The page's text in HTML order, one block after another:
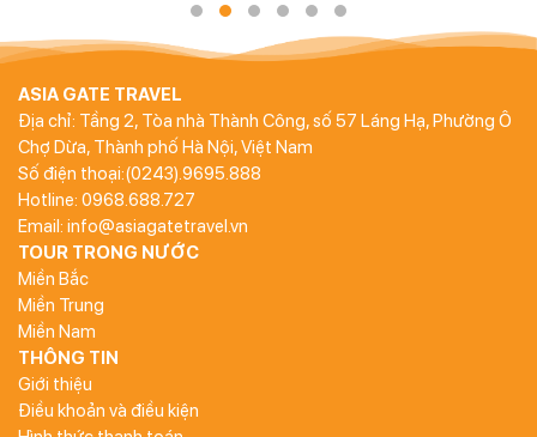
ASIA GATE TRAVEL
Địa chỉ: Tầng 2, Tòa nhà Thành Công, số 57 Láng Hạ, Phường Ô
Chợ Dừa, Thành phố Hà Nội, Việt Nam
Số điện thoại:(0243).9695.888
Hotline: 0968.688.727
Email: info@asiagatetravel.vn
TOUR TRONG NƯỚC
Miền Bắc
Miền Trung
Miền Nam
THÔNG TIN
Giới thiệu
Điều khoản và điều kiện